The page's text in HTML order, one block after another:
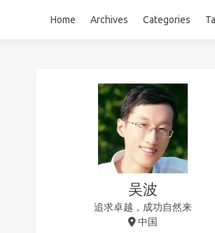
Home Archives Categories
吴波
追求卓越，成功自然来
中国